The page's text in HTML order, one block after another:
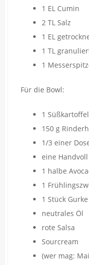
1 EL Cumin
2 TL Salz
1 EL
1 TL
1
Für die Bowl:
1
150 g
1/3 einer
eine
1 halbe
1
1 Stück Gurke
neutrales Öl
rote Salsa
Sourcream
(wer mag: